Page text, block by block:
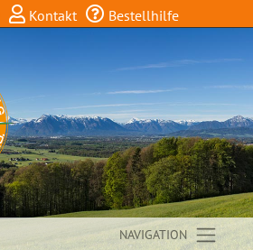
Kontakt Bestellhilfe
NAVIGATION